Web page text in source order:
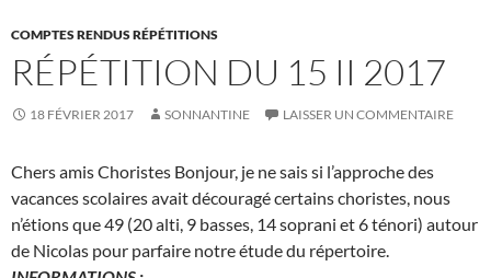
COMPTES RENDUS RÉPÉTITIONS
RÉPÉTITION DU 15 II 2017
18 FÉVRIER 2017 SONNANTINE LAISSER UN COMMENTAIRE
Chers amis Choristes Bonjour, je ne sais si l’approche des
vacances scolaires avait découragé certains choristes, nous
n’étions que 49 (20 alti, 9 basses, 14 soprani et 6 ténori) autour
de Nicolas pour parfaire notre étude du répertoire.